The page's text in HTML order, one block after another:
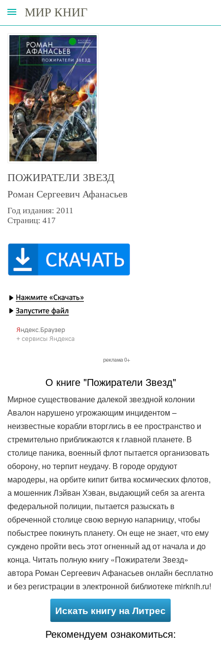
МИР КНИГ
ПОЖИРАТЕЛИ ЗВЕЗД
Роман Сергеевич Афанасьев
Год издания: 2011
Страниц: 417
О книге "Пожиратели Звезд"
Мирное существование далекой звездной колонии
Авалон нарушено угрожающим инцидентом –
неизвестные корабли вторглись в ее пространство и
стремительно приближаются к главной планете. В
столице паника, военный флот пытается организовать
оборону, но терпит неудачу. В городе орудуют
мародеры, на орбите кипит битва космических флотов,
а мошенник Лэйван Хэван, выдающий себя за агента
федеральной полиции, пытается разыскать в
обреченной столице свою верную напарницу, чтобы
побыстрее покинуть планету. Он еще не знает, что ему
суждено пройти весь этот огненный ад от начала и до
конца. Читать полную книгу «Пожиратели Звезд»
автора Роман Сергеевич Афанасьев онлайн бесплатно
и без регистрации в электронной библиотеке mirknih.ru!
Искать книгу на Литрес
Рекомендуем ознакомиться: